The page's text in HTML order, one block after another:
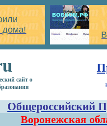
дома!
сайт о
Общероссийский
Воронежская